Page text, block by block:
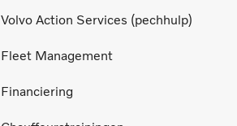
Volvo Action Services (pechhulp)
Fleet Management
Financiering